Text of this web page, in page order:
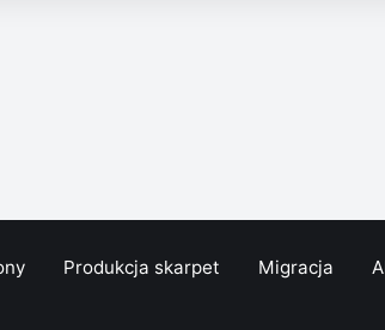
Produkcja skarpet Migracja